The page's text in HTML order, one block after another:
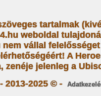
tartalmak
weboldal
vállal
A
zenéje jelenleg a
2013-2025 © -